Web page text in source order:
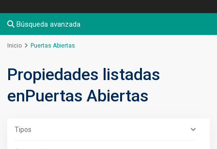
Búsqueda avanzada
Inicio Puertas Abiertas
Propiedades listadas
enPuertas Abiertas
Tipos